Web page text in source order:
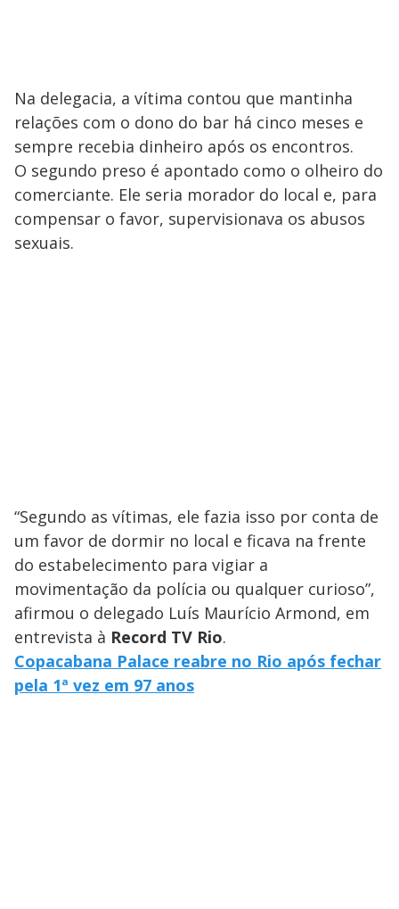
Na delegacia, a vítima contou que mantinha
relações com o dono do bar há cinco meses e
sempre recebia dinheiro após os encontros.
O segundo preso é apontado como o olheiro do
comerciante. Ele seria morador do local e, para
compensar o favor, supervisionava os abusos
sexuais.
“Segundo as vítimas, ele fazia isso por conta de
um favor de dormir no local e ficava na frente
do estabelecimento para vigiar a
movimentação da polícia ou qualquer curioso”,
afirmou o delegado Luís Maurício Armond, em
entrevista à Record TV Rio.
Copacabana Palace reabre no Rio após fechar
pela 1ª vez em 97 anos